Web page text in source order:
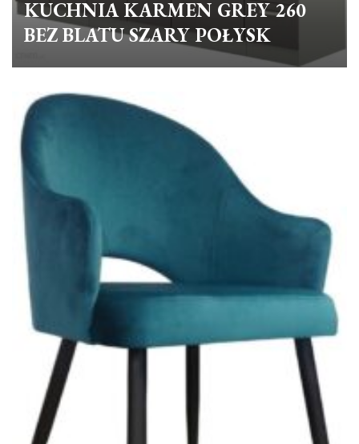
KUCHNIA KARMEN GREY 260
BEZ BLATU SZARY POŁYSK